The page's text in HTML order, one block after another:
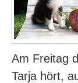
Am Freitag
Tarja hört,